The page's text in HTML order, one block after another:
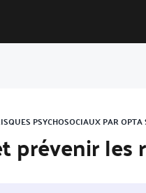
PSYCHOSOCIAUX PAR OPTA
prévenir les